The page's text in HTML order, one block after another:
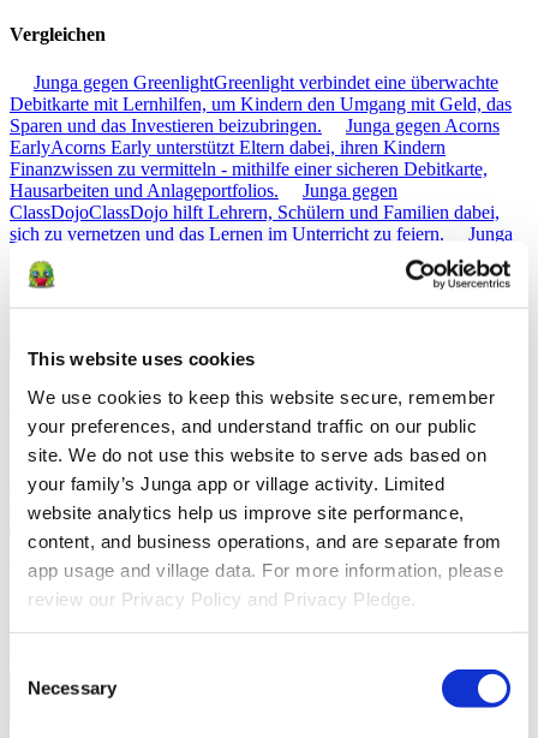
This website uses cookies
We use cookies to keep this website secure, remember
your preferences, and understand traffic on our public
site. We do not use this website to serve ads based on
your family’s Junga app or village activity. Limited
website analytics help us improve site performance,
content, and business operations, and are separate from
app usage and village data. For more information, please
review our Privacy Policy and Privacy Pledge.
Selection
Necessary
Vergleichen
Junga gegen GreenlightGreenlight verbindet eine überwachte
Debitkarte mit Lernhilfen, um Kindern den Umgang mit Geld, das
Sparen und das Investieren beizubringen.
Junga gegen Acorns
EarlyAcorns Early unterstützt Eltern dabei, ihren Kindern
Finanzwissen zu vermitteln - mithilfe einer sicheren Debitkarte,
Hausarbeiten und Anlageportfolios.
Junga gegen
ClassDojoClassDojo hilft Lehrern, Schülern und Familien dabei,
sich zu vernetzen und das Lernen im Unterricht zu feiern.
Junga
gegen LiveSchool
Mit LiveSchool können Schulen das Verhalten
ihrer Schüler verfolgen, sie belohnen und eine positive Schulkultur
Über
Unsere GeschichteErfahren Sie mehr über die Ursprünge von
Junga und entdecken Sie unsere Ziele bei der Entwicklung dieser
einzigartigen Plattform.
Erfolgsgeschichten
Lesen Sie mehr über
die Erfolge anderer Community-Mitglieder, die genau wie Sie sind.
Unsere Gemeinschaft